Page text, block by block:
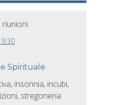
riunioni
Spirituale
insonnia, incubi,
stregoneria